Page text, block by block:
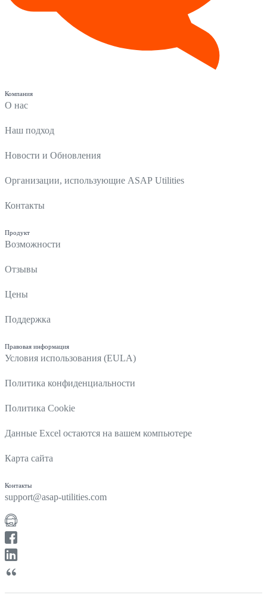
Компания
О нас
Наш подход
Новости и Обновления
Организации, использующие ASAP Utilities
Контакты
Продукт
Возможности
Отзывы
Цены
Поддержка
Правовая информация
Условия использования (EULA)
Политика конфиденциальности
Политика Cookie
Данные Excel остаются на вашем компьютере
Карта сайта
Контакты
support@asap-utilities.com